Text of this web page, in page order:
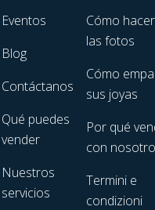
Eventos
Blog
Contáctanos
Qué puedes
vender
Nuestros
servicios
Cómo hacer
las fotos
Cómo
sus joyas
Por qué
con
Termini e
condizioni